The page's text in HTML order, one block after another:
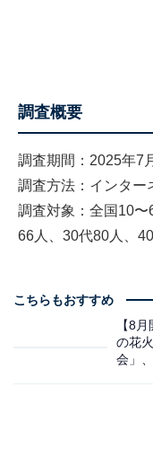
調査概要
調査期間：2025年7
調査方法：インター
調査対象：全国10
66人、30代80人、
こちらもおすすめ
【8
の花
会」